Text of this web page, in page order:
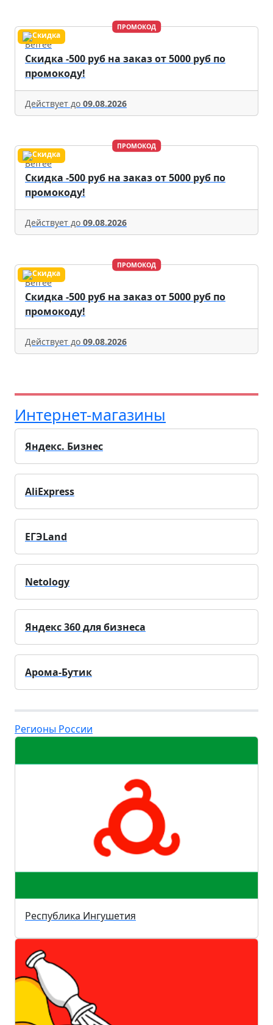
ПРОМОКОД
Befree
Скидка -500 руб на заказ от 5000 руб по
промокоду!
Действует до 09.08.2026
ПРОМОКОД
Befree
Скидка -500 руб на заказ от 5000 руб по
промокоду!
Действует до 09.08.2026
ПРОМОКОД
Befree
Скидка -500 руб на заказ от 5000 руб по
промокоду!
Действует до 09.08.2026
Интернет-магазины
Яндекс. Бизнес
AliExpress
ЕГЭLand
Netology
Яндекс 360 для бизнеса
Арома-Бутик
Регионы России
Республика Ингушетия